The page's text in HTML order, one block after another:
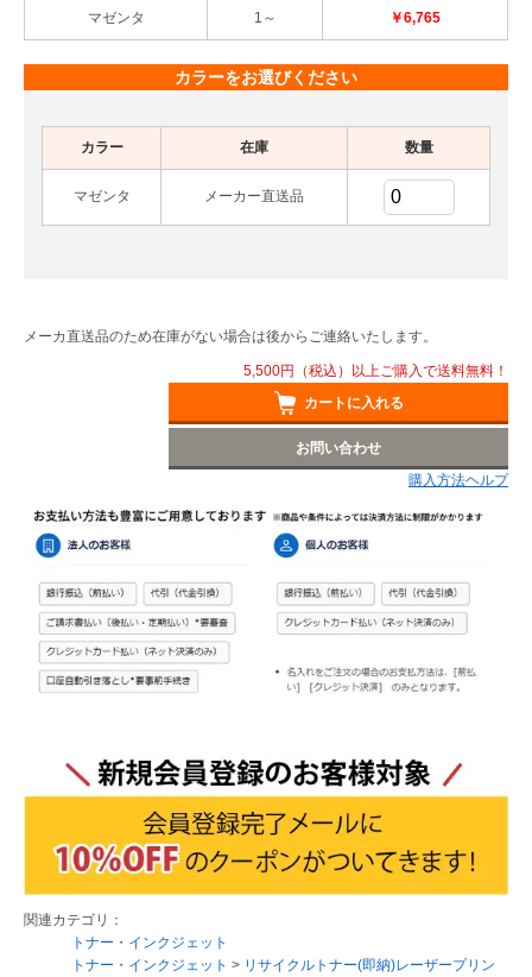
マゼンタ 1～ ￥6,765
カラーをお選びください
カラー 在庫 数量
マゼンタ メーカー直送品
メーカ直送品のため在庫がない場合は後からご連絡いたします。
5,500円（税込）以上ご購入で送料無料！
カートに入れる
お問い合わせ
購入方法ヘルプ
関連カテゴリ：
トナー・インクジェット
トナー・インクジェット > リサイクルトナー(即納)レーザープリン